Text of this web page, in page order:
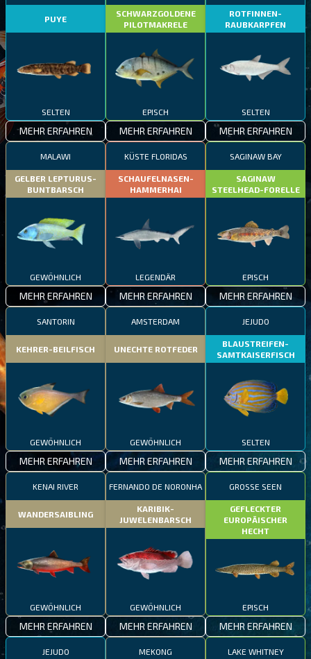
PUYE
SELTEN
MEHR ERFAHREN
SCHWARZGOLDENE
PILOTMAKRELE
EPISCH
MEHR ERFAHREN
ROTFINNEN-
RAUBKARPFEN
SELTEN
MEHR ERFAHREN
MALAWI
GELBER LEPTURUS-
BUNTBARSCH
GEWÖHNLICH
MEHR ERFAHREN
KÜSTE FLORIDAS
SCHAUFELNASEN-
HAMMERHAI
LEGENDÄR
MEHR ERFAHREN
SAGINAW BAY
SAGINAW
STEELHEAD-FORELLE
EPISCH
MEHR ERFAHREN
SANTORIN
KEHRER-BEILFISCH
GEWÖHNLICH
MEHR ERFAHREN
AMSTERDAM
UNECHTE ROTFEDER
GEWÖHNLICH
MEHR ERFAHREN
JEJUDO
BLAUSTREIFEN-
SAMTKAISERFISCH
SELTEN
MEHR ERFAHREN
KENAI RIVER
WANDERSAIBLING
GEWÖHNLICH
MEHR ERFAHREN
FERNANDO DE NORONHA
KARIBIK-
JUWELENBARSCH
GEWÖHNLICH
MEHR ERFAHREN
GROSSE SEEN
GEFLECKTER
EUROPÄISCHER
HECHT
EPISCH
MEHR ERFAHREN
JEJUDO MEKONG LAKE WHITNEY